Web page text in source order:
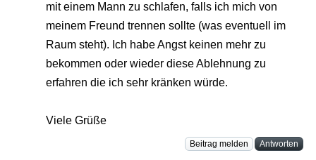
mit einem Mann zu schlafen, falls ich mich von
meinem Freund trennen sollte (was eventuell im
Raum steht). Ich habe Angst keinen mehr zu
bekommen oder wieder diese Ablehnung zu
erfahren die ich sehr kränken würde.
Viele Grüße
Beitrag melden Antworten